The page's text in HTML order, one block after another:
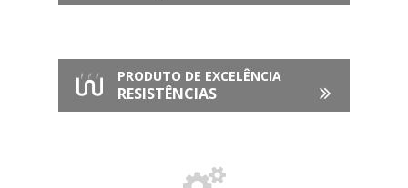
PRODUTO DE EXCELÊNCIA
RESISTÊNCIAS